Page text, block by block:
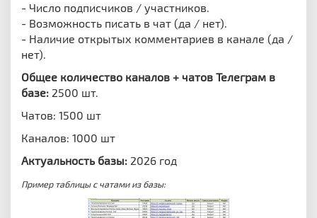
- Число подписчиков / участников.
- Возможность писать в чат (да / нет).
- Наличие открытых комментариев в канале (да /
нет).
Общее количество каналов + чатов Телеграм в
базе: 2500 шт.
Чатов: 1500 шт
Каналов: 1000 шт
Актуальность базы: 2026 год
Пример таблицы с чатами из базы: